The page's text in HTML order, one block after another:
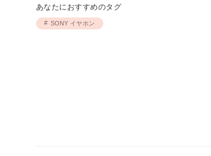
あなたにおすすめのタグ
SONY イヤホン